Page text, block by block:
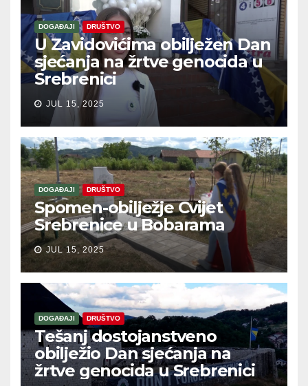
DOGAĐAJI DRUŠTVO
U Zavidovićima obilježen Dan
sjećanja na žrtve genocida u
Srebrenici
JUL 15, 2025
DOGAĐAJI DRUŠTVO
Spomen-obilježje Cvijet
Srebrenice u Bobarama
JUL 15, 2025
DOGAĐAJI DRUŠTVO
Tešanj dostojanstveno
obilježio Dan sjećanja na
žrtve genocida u Srebrenici